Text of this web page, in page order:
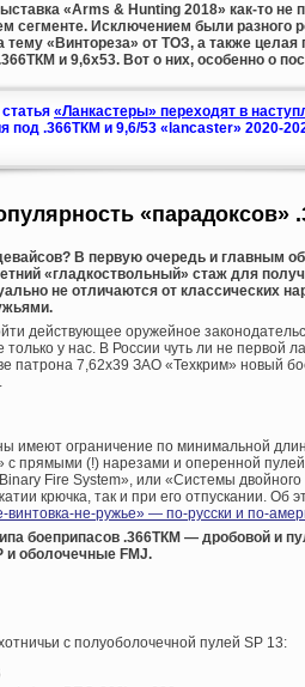
«Arms & Hunting 2018» как-то не
сегменте. Исключением были разного
тему «Винтореза» от ТОЗ, а также
и 9,6х53. Вот о них, особенно о
«Ланкастеры» переходят в
.366ТКМ и 9,6/53 «lancaster» 2020-
«парадоксов»
В первую очередь и главным
«гладкоствольный» стаж для
не отличаются от классических
действующее оружейное
у нас. В России чуть ли не первой
патрона 7,62х39 ЗАО «Техкрим» новый
имеют ограничение по минимальной
с прямыми (!) нарезами и оперенной
Fire System», или «Системы
крючка, так и при его отпускании. Об
винтовка-не-ружье» — по-русски и по-
боеприпасов .366ТКМ — дробовой и
и оболочечные FMJ.
с полуоболочечной пулей SP 13: